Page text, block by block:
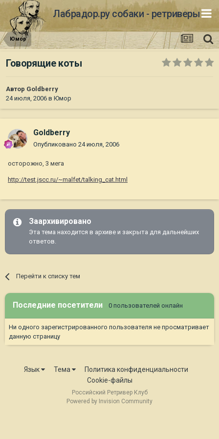
Лабрадор.ру собаки - ретриверы
Юмор
Говорящие коты
Автор Goldberry
24 июля, 2006 в Юмор
Goldberry
Опубликовано 24 июля, 2006
осторожно, 3 мега
http://test.jscc.ru/~malfet/talking_cat.html
Заархивировано
Эта тема находится в архиве и закрыта для дальнейших
ответов.
Перейти к списку тем
Последние посетители 0 пользователей онлайн
Ни одного зарегистрированного пользователя не просматривает
данную страницу
Язык Тема
Политика конфиденциальности
Cookie-файлы
Российский Ретривер Клуб
Powered by Invision Community